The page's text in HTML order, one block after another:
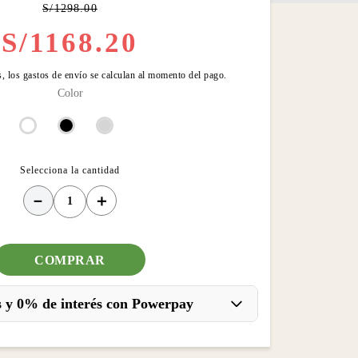
S/1298.00
S/1168.20
gastos de envío se calculan al momento del pago.
Color
＋
－
COMPRAR
y 0% de interés con Powerpay